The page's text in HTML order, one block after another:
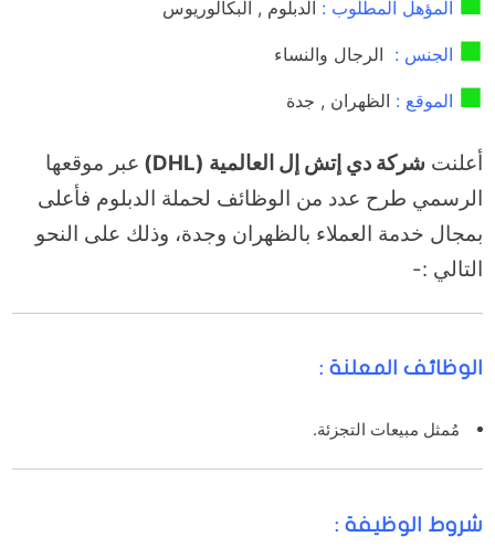
المؤهل المطلوب : الدبلوم , البكالوريوس
■ الجنس : الرجال والنساء
■ الموقع : الظهران , جدة
أعلنت شركة دي إتش إل العالمية (DHL)
عبر موقعها
الرسمي طرح عدد من الوظائف لحملة الدبلوم فأعلى
بمجال خدمة العملاء بالظهران وجدة، وذلك على النحو
التالي :-
الوظائف المعلنة :
مُمثل مبيعات التجزئة.
شروط الوظيفة :